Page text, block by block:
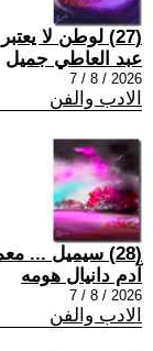
(27) لوطن لا يعتبر
عبد العاطي جميل
2026 / 8 / 7
الادب والفن
(28) سيميل ... معمودية الدم
آدم دانيال هومه
2026 / 8 / 7
الادب والفن